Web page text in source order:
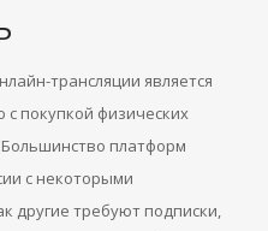
трансляции является
с покупкой физических
платформ
с некоторыми
другие требуют подписки,